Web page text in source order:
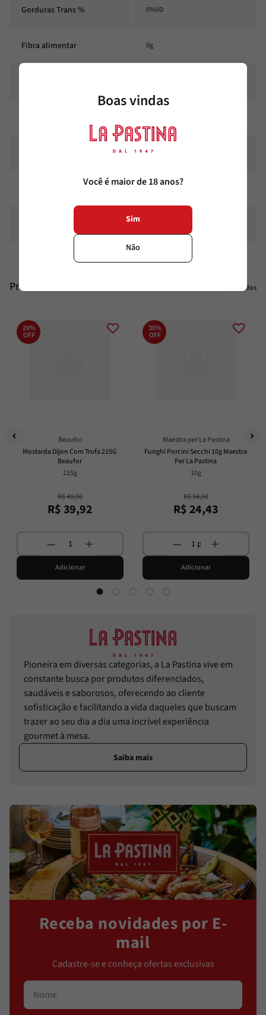
Gorduras Trans % 0%VD
Fibra alimentar 0g
0%VD
0mg
Produtos similares Veja todos
20%
OFF
Beaufor
Mostarda Dijon Com Trufa 215G
Beaufor
215g
R$49,90
R$39,92
Adicionar
30%
OFF
Maestra per La Pastina
Funghi Porcini Secchi 10g Maestra
Per La Pastina
10g
R$34,90
R$24,43
Adicionar
Pioneira em diversas categorias, a La Pastina vive em
constante busca por produtos diferenciados,
saudáveis e saborosos, oferecendo ao cliente
sofisticação e facilitando a vida daqueles que buscam
trazer ao seu dia a dia uma incrível experiência
gourmet à mesa.
Saiba mais
Receba novidades por E-
mail
Cadastre-se e conheça ofertas exclusivas
Boas vindas
Você é maior de 18 anos?
Sim
Não